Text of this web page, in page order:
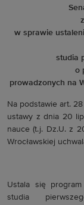
w sprawie
studia
o
prowadzonych na
Na podstawie art.
ustawy z dnia 20
nauce (t.j. Dz.U. z
Wrocławskiej
Ustala się
studia